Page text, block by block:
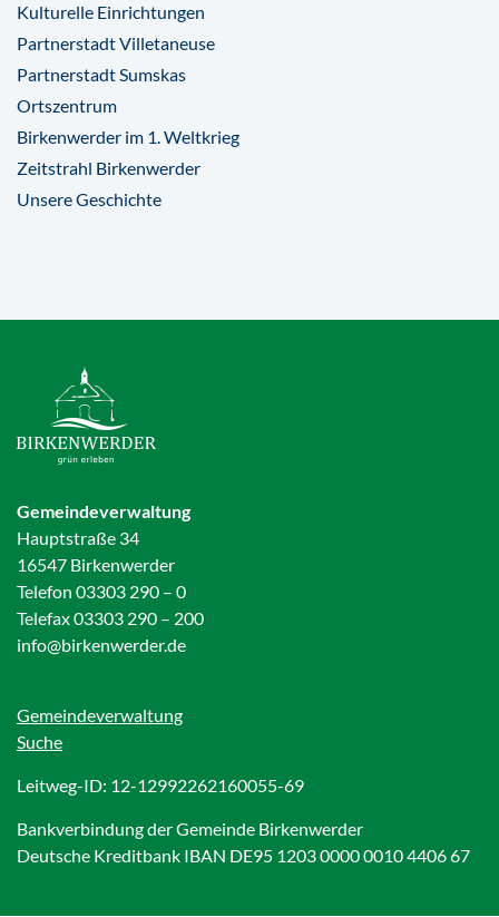
Kulturelle Einrichtungen
Partnerstadt Villetaneuse
Partnerstadt Sumskas
Ortszentrum
Birkenwerder im 1. Weltkrieg
Zeitstrahl Birkenwerder
Unsere Geschichte
Gemeindeverwaltung
Hauptstraße 34
16547 Birkenwerder
Telefon 03303 290 – 0
Telefax 03303 290 – 200
info@birkenwerder.de
Gemeindeverwaltung
Suche
Leitweg-ID: 12-12992262160055-69
Bankverbindung der Gemeinde Birkenwerder
Deutsche Kreditbank IBAN DE95 1203 0000 0010 4406 67